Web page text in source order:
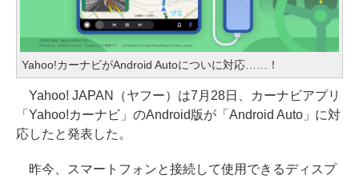
Yahoo!カーナビがAndroid Autoについに対応……！
Yahoo! JAPAN（ヤフー）は7月28日、カーナビアプリ
「Yahoo!カーナビ」のAndroid版が「Android Auto」に対
応したと発表した。
昨今、スマートフォンと接続して使用できるディスプ